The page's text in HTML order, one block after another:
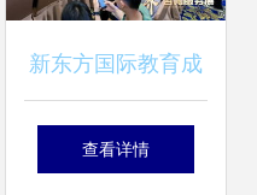
新东方国际教育成
功举办2024视界国
查看详情